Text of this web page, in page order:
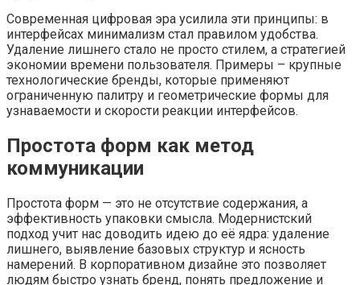
Современная цифровая эра усилила эти принципы: в
интерфейсах минимализм стал правилом удобства.
Удаление лишнего стало не просто стилем, а стратегией
экономии времени пользователя. Примеры – крупные
технологические бренды, которые применяют
ограниченную палитру и геометрические формы для
узнаваемости и скорости реакции интерфейсов.
Простота форм как метод
коммуникации
Простота форм — это не отсутствие содержания, а
эффективность упаковки смысла. Модернистский
подход учит нас доводить идею до её ядра: удаление
лишнего, выявление базовых структур и ясность
намерений. В корпоративном дизайне это позволяет
людям быстро узнать бренд, понять предложение и